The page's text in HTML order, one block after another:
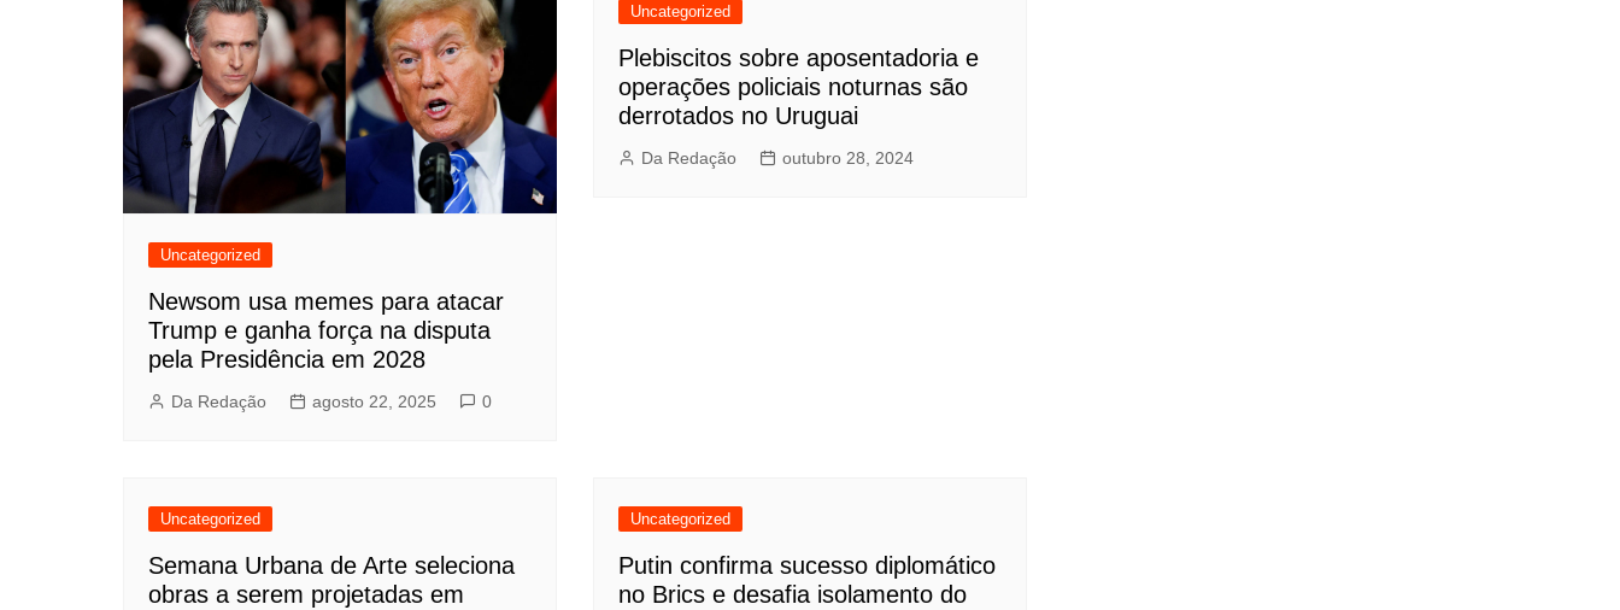
Uncategorized
Newsom usa memes para atacar
Trump e ganha força na disputa
pela Presidência em 2028
Da Redação agosto 22, 2025 0
Uncategorized
Plebiscitos sobre aposentadoria e
operações policiais noturnas são
derrotados no Uruguai
Da Redação outubro 28, 2024
Uncategorized
Semana Urbana de Arte seleciona
obras a serem projetadas em
Uncategorized
Putin confirma sucesso diplomático
no Brics e desafia isolamento do